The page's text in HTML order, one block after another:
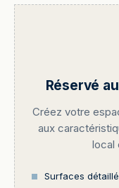
Réservé
Créez votre
aux
local
Surfaces